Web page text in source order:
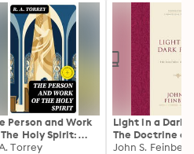
Person and Work
Holy Spirit:
edition. A
Torrey
Light in a Dark
The Doctrine of
Scripture
John S. Feinberg